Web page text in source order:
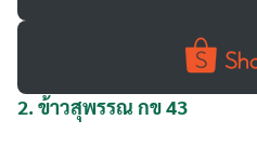
2. ข้าวสุพรรณ กข 43